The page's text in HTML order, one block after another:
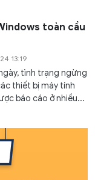
toàn cầu
13:19
tình trạng ngừng
thiết bị máy tính
báo cáo ở nhiều...